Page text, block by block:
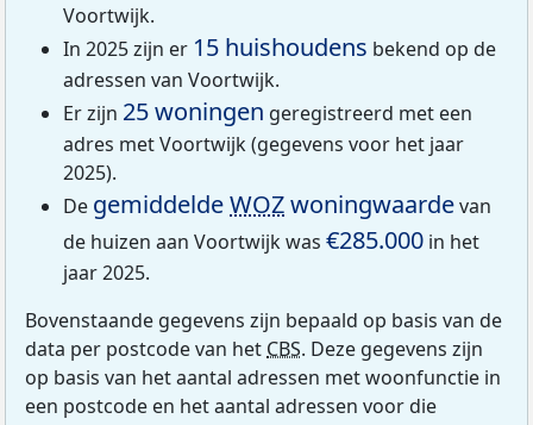
Voortwijk.
In 2025 zijn er 15 huishoudens bekend op de
adressen van Voortwijk.
Er zijn 25 woningen geregistreerd met een
adres met Voortwijk (gegevens voor het jaar
2025).
De gemiddeldeWOZwoningwaardevan
de huizen aan Voortwijk was €285.000 in het
jaar 2025.
Bovenstaande gegevens zijn bepaald op basis van de
data per postcode van het CBS. Deze gegevens zijn
op basis van het aantal adressen met woonfunctie in
een postcode en het aantal adressen voor die